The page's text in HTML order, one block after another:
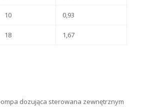
10 0,93
18 1,67
dozująca sterowana zewnętrznym